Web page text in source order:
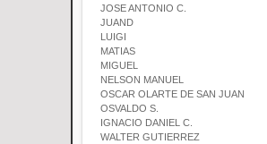
JOSE ANTONIO C.
JUAND
LUIGI
MATIAS
MIGUEL
NELSON MANUEL
OSCAR OLARTE DE SAN JUAN
OSVALDO S.
IGNACIO DANIEL C.
WALTER GUTIERREZ